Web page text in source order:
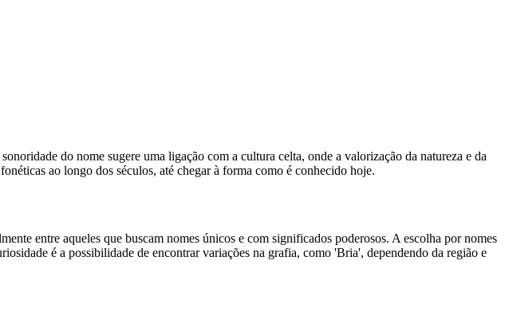
do nome sugere uma ligação com a cultura celta, onde a valorização da natureza e da
ao longo dos séculos, até chegar à forma como é conhecido hoje.
entre aqueles que buscam nomes únicos e com significados poderosos. A escolha por nomes
é a possibilidade de encontrar variações na grafia, como 'Bria', dependendo da região e